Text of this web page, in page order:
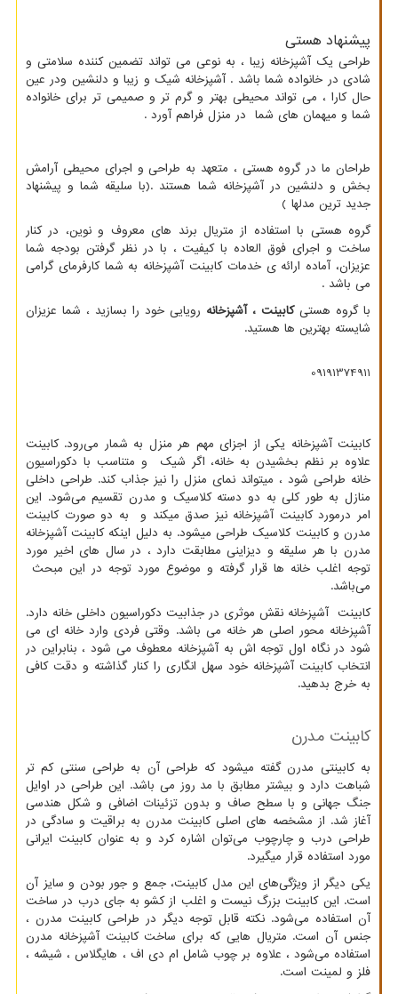
پیشنهاد هستی
طراحی یک آشپزخانه زیبا ، به نوعی می تواند تضمین کننده سلامتی و
شادی در خانواده شما باشد . آشپزخانه شیک و زیبا و دلنشین ودر عین
حال کارا ، می تواند محیطی بهتر و گرم تر و صمیمی تر برای خانواده
شما و میهمان های شما در منزل فراهم آورد .
طراحان ما در گروه هستی ، متعهد به طراحی و اجرای محیطی آرامش
بخش و دلنشین در آشپزخانه شما هستند .(با سلیقه شما و پیشنهاد
جدید ترین مدلها )
گروه هستی با استفاده از متریال برند های معروف و نوین، در کنار
ساخت و اجرای فوق العاده با کیفیت ، با در نظر گرفتن بودجه شما
عزیزان، آماده ارائه ی خدمات کابینت آشپزخانه به شما کارفرمای گرامی
می باشد .
با گروه هستیکابینت ، آشپزخانه رویایی خود را بسازید ، شما عزیزان
شایسته بهترین ها هستید.
09191374911
کابینت آشپزخانه یکی از اجزای مهم هر منزل به شمار می‌رود. کابینت
علاوه بر نظم بخشیدن به خانه، اگر شیک و متناسب با دکوراسیون
خانه طراحی شود ، میتواند نمای منزل را نیز جذاب‌ کند. طراحی داخلی
منازل به طور کلی به دو دسته کلاسیک و مدرن تقسیم می‌شود. این
امر درمورد کابینت آشپزخانه نیز صدق میکند و به دو صورت کابینت
مدرن و کابینت کلاسیک طراحی میشود. به دلیل اینکه کابینت آشپزخانه
مدرن با هر سلیقه و دیزاینی مطابقت دارد ، در سال های اخیر مورد
توجه اغلب خانه ها قرار گرفته و موضوع مورد توجه در این مبحث
می‌باشد.
کابینت آشپزخانه نقش موثری در جذابیت دکوراسیون داخلی خانه دارد.
آشپزخانه محور اصلی هر خانه می باشد. وقتی فردی وارد خانه ای می
شود در نگاه اول توجه اش به آشپزخانه معطوف می شود ، بنابراین در
انتخاب کابینت آشپزخانه خود سهل ‌انگاری را کنار گذاشته و دقت کافی
به خرج بدهید.
کابینت مدرن
به کابینتی مدرن گفته میشود که طراحی آن به طراحی سنتی کم تر
شباهت دارد و بیشتر مطابق با مد روز می باشد. این طراحی در اوایل
جنگ جهانی و با سطح صاف و بدون تزئینات اضافی و شکل هندسی
آغاز شد. از مشخصه های اصلی کابینت مدرن به براقیت و سادگی در
طراحی درب و چارچوب میتوان اشاره کرد و به عنوان کابینت ایرانی
مورد استفاده قرار میگیرد.
یکی دیگر از ویژگی‌های این مدل کابینت، جمع و جور بودن و سایز آن
است. این کابینت بزرگ نیست و اغلب از کشو به جای درب در ساخت
آن استفاده می‌شود. نکته قابل توجه دیگر در طراحی کابینت مدرن ،
جنس آن است. متریال هایی که برای ساخت کابینت آشپزخانه مدرن
استفاده می‌شود ، علاوه بر چوب شامل ام دی اف ، هایگلاس ، شیشه ،
فلز و لمینت است.